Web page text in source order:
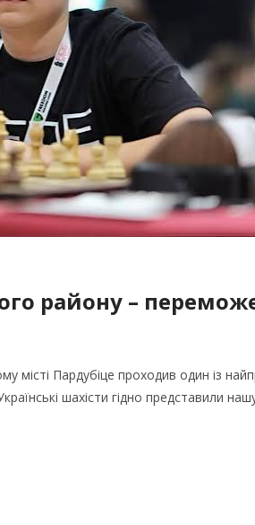
району –
місті Пардубіце проходив один із
шахісти гідно представили